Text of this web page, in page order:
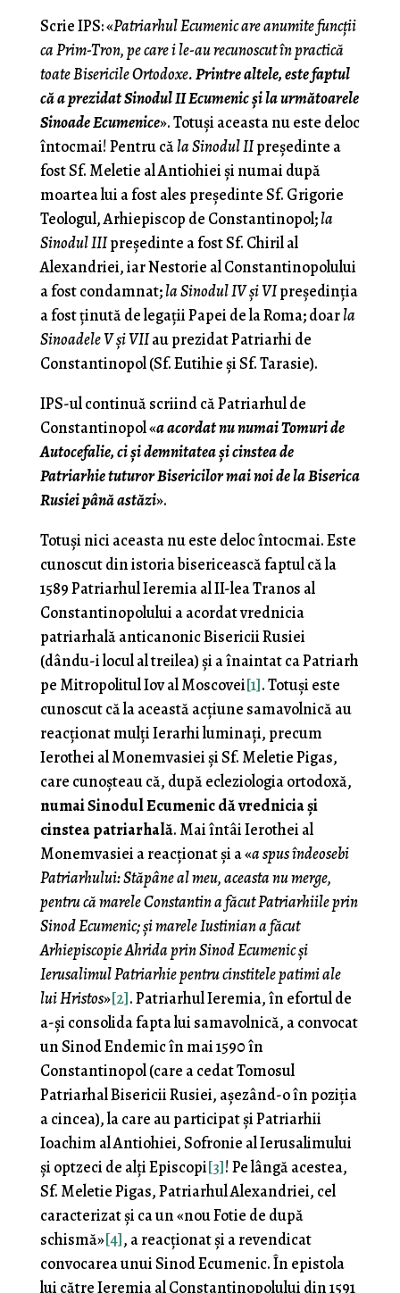
Scrie IPS: «Patriarhul Ecumenic are anumite funcții
ca Prim-Tron, pe care i le-au recunoscut în practică
toate Bisericile Ortodoxe.Printre altele, este faptul
că a prezidat Sinodul II Ecumenic și la următoarele
Sinoade Ecumenice». Totuși aceasta nu este deloc
întocmai! Pentru căla Sinodul IIpreședinte a
fost Sf. Meletie al Antiohiei și numai după
moartea lui a fost ales președinte Sf. Grigorie
Teologul, Arhiepiscop de Constantinopol;la
Sinodul IIIpreședinte a fost Sf. Chiril al
Alexandriei, iar Nestorie al Constantinopolului
a fost condamnat;la Sinodul IV și VIpreședinția
a fost ținută de legații Papei de la Roma; doarla
Sinoadele V și VIIau prezidat Patriarhi de
Constantinopol (Sf. Eutihie și Sf. Tarasie).
IPS-ul continuă scriind că Patriarhul de
Constantinopol «a acordat nu numai Tomuri de
Autocefalie, ci și demnitatea și cinstea de
Patriarhie tuturor Bisericilor mai noi de la Biserica
Rusiei până astăzi».
Totuși nici aceasta nu este deloc întocmai. Este
cunoscut din istoria bisericească faptul că la
1589 Patriarhul Ieremia al II-lea Tranos al
Constantinopolului a acordat vrednicia
patriarhală anticanonic Bisericii Rusiei
(dându-i locul al treilea) și a înaintat ca Patriarh
pe Mitropolitul Iov al Moscovei[1]. Totuși este
cunoscut că la această acțiune samavolnică au
reacționat mulți Ierarhi luminați, precum
Ierothei al Monemvasiei și Sf. Meletie Pigas,
care cunoșteau că, după ecleziologia ortodoxă,
numai Sinodul Ecumenic dă vrednicia și
cinstea patriarhală. Mai întâi Ierothei al
Monemvasiei a reacționat și a «a spus îndeosebi
Patriarhului: Stăpâne al meu, aceasta nu merge,
pentru că marele Constantin a făcut Patriarhiile prin
Sinod Ecumenic; și marele Iustinian a făcut
Arhiepiscopie Ahrida prin Sinod Ecumenic și
Ierusalimul Patriarhie pentru cinstitele patimi ale
lui Hristos»[2]. Patriarhul Ieremia, în efortul de
a-și consolida fapta lui samavolnică, a convocat
un Sinod Endemic în mai 1590 în
Constantinopol (care a cedat Tomosul
Patriarhal Bisericii Rusiei, așezând-o în poziția
a cincea), la care au participat și Patriarhii
Ioachim al Antiohiei, Sofronie al Ierusalimului
și optzeci de alți Episcopi[3]! Pe lângă acestea,
Sf. Meletie Pigas, Patriarhul Alexandriei, cel
caracterizat și ca un «nou Fotie de după
schismă»[4], a reacționat și a revendicat
convocarea unui Sinod Ecumenic. În epistola
lui către Ieremia al Constantinopolului din 1591